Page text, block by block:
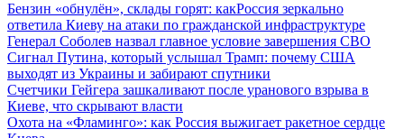
Бензин «обнулён», склады горят: какРоссия зеркально
ответила Киеву на атаки по гражданской инфраструктуре
Генерал Соболев назвал главное условие завершения СВО
Сигнал Путина, который услышал Трамп: почему США
выходят из Украины и забирают спутники
Счетчики Гейгера зашкаливают после уранового взрыва в
Киеве, что скрывают власти
Охота на «Фламинго»: как Россия выжигает ракетное сердце